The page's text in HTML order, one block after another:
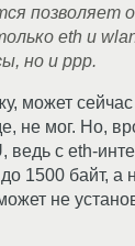
позволяет
eth и
но и ppp.
может
не мог. Но,
ведь с eth-
1500 байт, а
не